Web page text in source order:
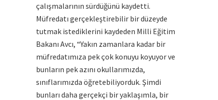
çalışmalarının sürdüğünü kaydetti.
Müfredatı gerçekleştirebilir bir düzeyde
tutmak istediklerini kaydeden Milli Eğitim
Bakanı Avcı, “Yakın zamanlara kadar bir
müfredatımıza pek çok konuyu koyuyor ve
bunların pek azını okullarımızda,
sınıflarımızda öğretebiliyorduk. Şimdi
bunları daha gerçekçi bir yaklaşımla, bir